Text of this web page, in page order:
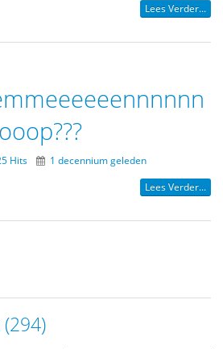
Lees Verder...
Hits 1 decennium geleden
Lees Verder...